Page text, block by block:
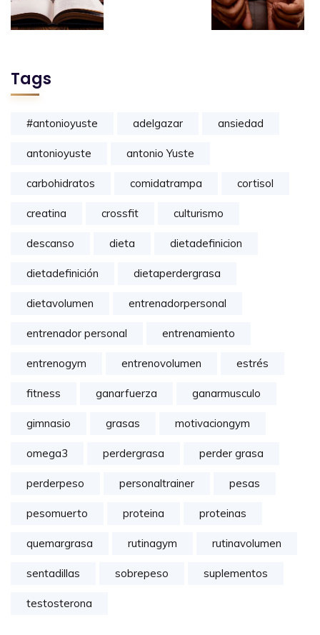
Tags
#antonioyuste adelgazar ansiedad
antonioyuste antonio Yuste
carbohidratos comidatrampa cortisol
creatina crossfit culturismo
descanso dieta dietadefinicion
dietadefinición dietaperdergrasa
dietavolumen entrenadorpersonal
entrenador personal entrenamiento
entrenogym entrenovolumen estrés
fitness ganarfuerza ganarmusculo
gimnasio grasas motivaciongym
omega3 perdergrasa perder grasa
perderpeso personaltrainer pesas
pesomuerto proteina proteinas
quemargrasa rutinagym rutinavolumen
sentadillas sobrepeso suplementos
testosterona